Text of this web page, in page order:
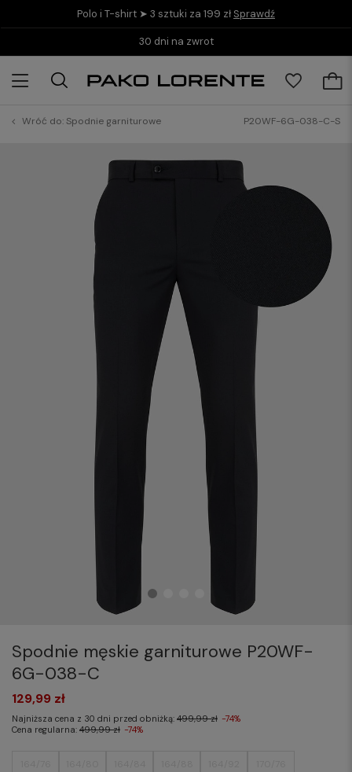
Polo i T-shirt ➤ 3 sztuki za 199 zł Sprawdź
30 dni na zwrot
Wróć do:Spodnie garniturowe P20WF-6G-038-C-S
Spodnie męskie garniturowe P20WF-
6G-038-C
129,99 zł
Najniższa cena z 30 dni przed obniżką: 499,99 zł -74%
Cena regularna: 499,99 zł -74%